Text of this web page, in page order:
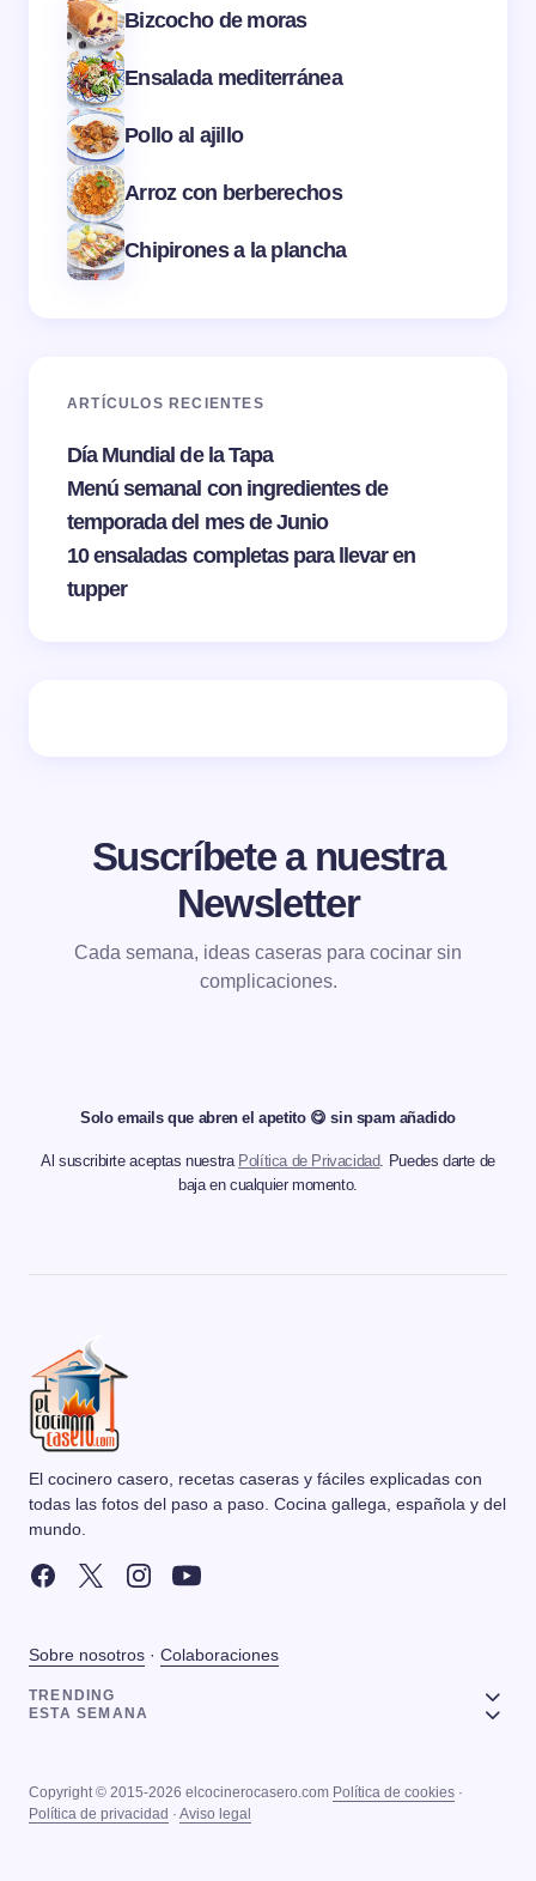
Bizcocho de moras
Ensalada mediterránea
Pollo al ajillo
Arroz con berberechos
Chipirones a la plancha
ARTÍCULOS RECIENTES
Día Mundial de la Tapa
Menú semanal con ingredientes de
temporada del mes de Junio
10 ensaladas completas para llevar en
tupper
Suscríbete a nuestra
Newsletter
Cada semana, ideas caseras para cocinar sin
complicaciones.
Solo emails que abren el apetito 😋 sin spam añadido
Al suscribirte aceptas nuestra Política de Privacidad. Puedes darte de
baja en cualquier momento.
El cocinero casero, recetas caseras y fáciles explicadas con
todas las fotos del paso a paso. Cocina gallega, española y del
mundo.
Sobre nosotros · Colaboraciones
TRENDING
ESTA SEMANA
Copyright © 2015-2026 elcocinerocasero.com Política de cookies ·
Política de privacidad · Aviso legal